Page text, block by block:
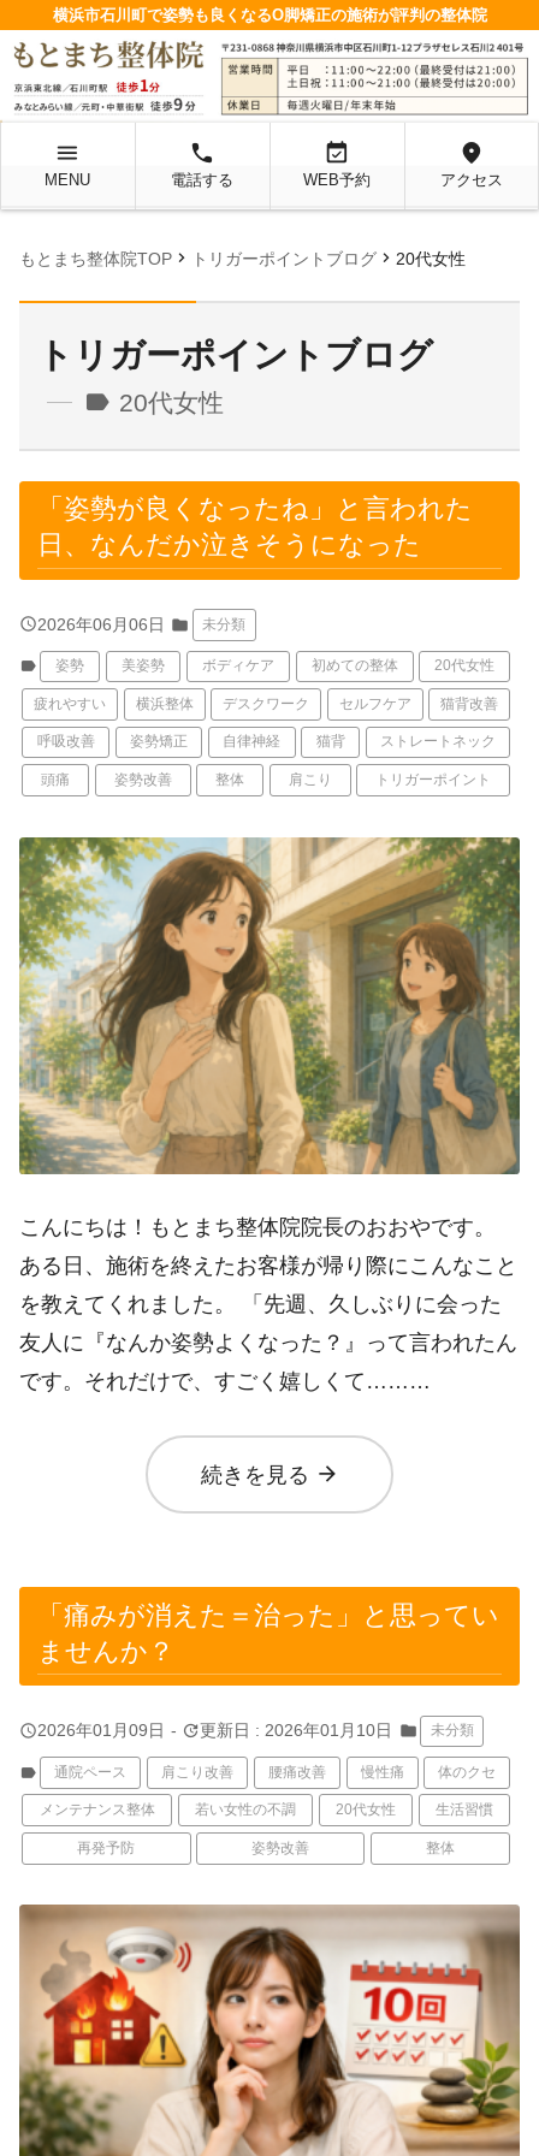
横浜市石川町で姿勢も良くなるO脚矯正の施術が評判の整体院
menu
MENU
local_phone
電話する
event_available
WEB予約
location_on
アクセス
もとまち整体院TOP chevron_right トリガーポイントブログ chevron_right 20代女性
トリガーポイントブログ
label 20代女性
「姿勢が良くなったね」と言われた
日、なんだか泣きそうになった
query_builder2026年06月06日 folder 未分類
label 姿勢 美姿勢 ボディケア 初めての整体 20代女性
疲れやすい 横浜整体 デスクワーク セルフケア 猫背改善
呼吸改善 姿勢矯正 自律神経 猫背 ストレートネック
頭痛 姿勢改善 整体 肩こり トリガーポイント
こんにちは！もとまち整体院院長のおおやです。
ある日、施術を終えたお客様が帰り際にこんなこと
を教えてくれました。 「先週、久しぶりに会った
友人に『なんか姿勢よくなった？』って言われたん
です。それだけで、すごく嬉しくて………
続きを見る arrow_forward
「痛みが消えた＝治った」と思ってい
ませんか？
query_builder2026年01月09日 - update更新日 : 2026年01月10日 folder 未分類
label 通院ペース 肩こり改善 腰痛改善 慢性痛 体のクセ
メンテナンス整体 若い女性の不調 20代女性 生活習慣
再発予防 姿勢改善 整体